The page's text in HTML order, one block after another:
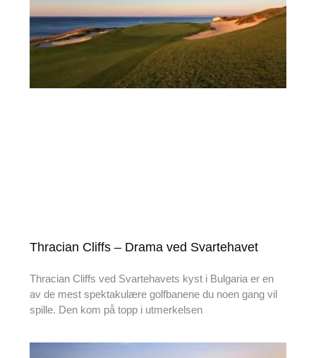
Thracian Cliffs – Drama ved Svartehavet
Thracian Cliffs ved Svartehavets kyst i Bulgaria er en
av de mest spektakulære golfbanene du noen gang vil
spille. Den kom på topp i utmerkelsen